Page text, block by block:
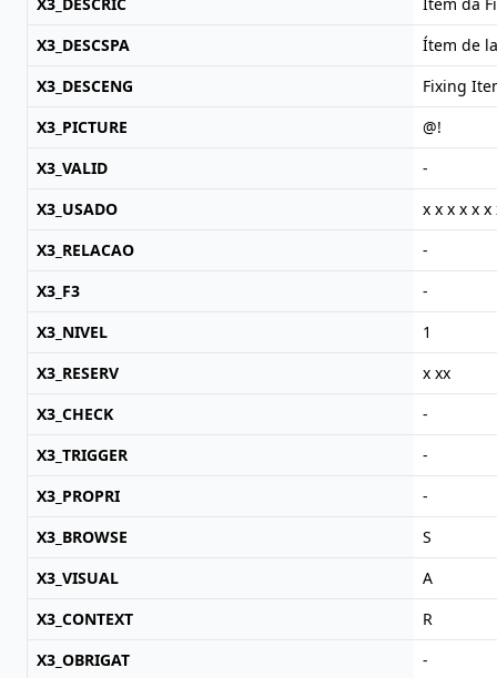
X3_DESCSPA
Ítem de
X3_DESCENG
Fixing
X3_PICTURE
@!
X3_VALID
-
X3_USADO
x x x x x x
X3_RELACAO
-
X3_F3
-
X3_NIVEL
1
X3_RESERV
x xx
X3_CHECK
-
X3_TRIGGER
-
X3_PROPRI
-
X3_BROWSE
S
X3_VISUAL
A
X3_CONTEXT
R
X3_OBRIGAT
-